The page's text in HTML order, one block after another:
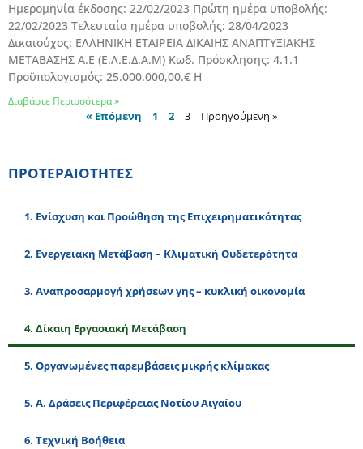
Ημερομηνία έκδοσης: 22/02/2023 Πρώτη ημέρα υποβολής:
22/02/2023 Τελευταία ημέρα υποβολής: 28/04/2023
Δικαιούχος: ΕΛΛΗΝΙΚΗ ΕΤΑΙΡΕΙΑ ΔΙΚΑΙΗΣ ΑΝΑΠΤΥΞΙΑΚΗΣ
ΜΕΤΑΒΑΣΗΣ Α.Ε (Ε.Λ.Ε.Δ.Α.Μ) Κωδ. Πρόσκλησης: 4.1.1
Προϋπολογισμός: 25.000.000,00.€ Η
Διαβάστε Περισσότερα »
« Επόμενη 1 2 3 Προηγούμενη »
ΠΡΟΤΕΡΑΙΟΤΗΤΕΣ
1. Eνίσχυση και Προώθηση της Επιχειρηματικότητας
2. Ενεργειακή Μετάβαση – Κλιματική Ουδετερότητα
3. Αναπροσαρμογή χρήσεων γης – κυκλική οικονομία
4. Δίκαιη Εργασιακή Μετάβαση
5. Οργανωμένες παρεμβάσεις μικρής κλίμακας
5. Α. Δράσεις Περιφέρειας Νοτίου Αιγαίου
6. Τεχνική Βοήθεια